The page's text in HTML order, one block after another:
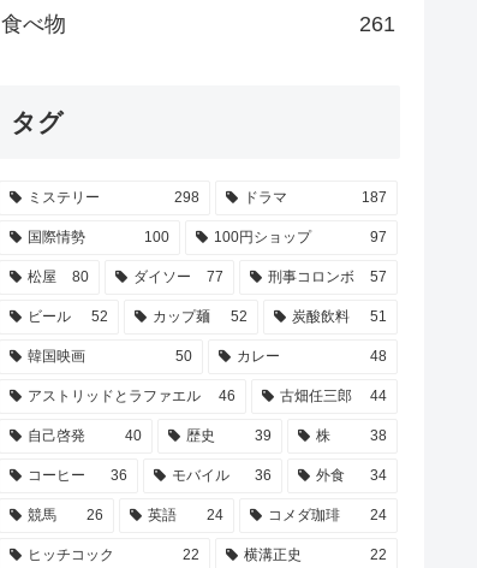
食べ物 261
タグ
ミステリー 298 ドラマ 187
国際情勢 100 100円ショップ 97
松屋 80 ダイソー 77 刑事コロンボ 57
ビール 52 カップ麺 52 炭酸飲料 51
韓国映画 50 カレー 48
アストリッドとラファエル 46 古畑任三郎 44
自己啓発 40 歴史 39 株 38
コーヒー 36 モバイル 36 外食 34
競馬 26 英語 24 コメダ珈琲 24
ヒッチコック 22 横溝正史 22